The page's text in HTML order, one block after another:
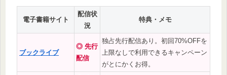
電子書籍サイト
配信状
況
特典・メモ
ブックライブ
◎ 先行
配信
独占先行配信あり。初回70%OFFを
上限なしで利用できるキャンペーン
がとにかくお得。